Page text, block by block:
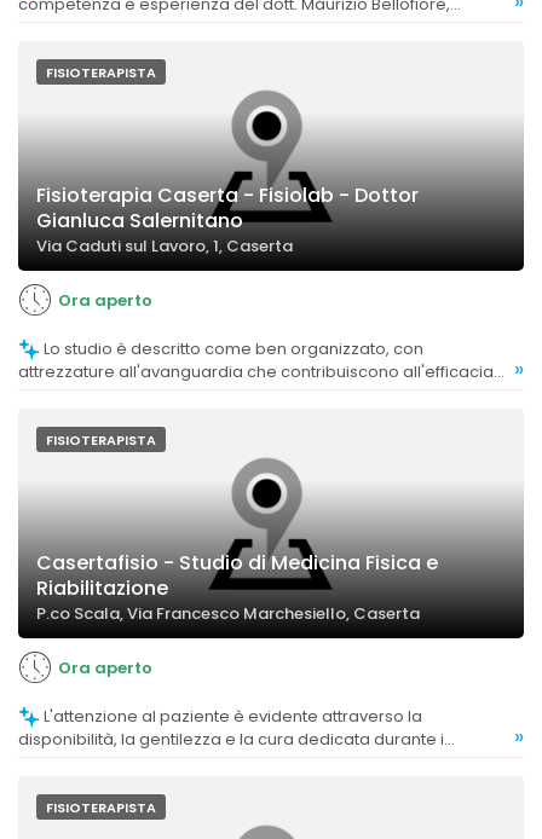
competenza e esperienza del dott. Maurizio Bellofiore,
FISIOTERAPISTA
Fisioterapia Caserta - Fisiolab - Dottor
Gianluca Salernitano
Via Caduti sul Lavoro, 1, Caserta
Ora aperto
attrezzature all'avanguardia che contribuiscono all'efficacia
»
FISIOTERAPISTA
Casertafisio - Studio di Medicina Fisica e
Riabilitazione
P.co Scala, Via Francesco Marchesiello, Caserta
Ora aperto
disponibilità, la gentilezza e la cura dedicata durante i
»
FISIOTERAPISTA